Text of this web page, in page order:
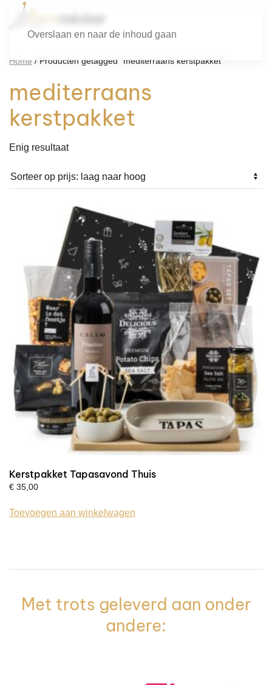
Overslaan en naar de inhoud gaan
Home / Producten getagged “mediterraans kerstpakket”
mediterraans
kerstpakket
Enig resultaat
Kerstpakket Tapasavond Thuis
€ 35,00
Toevoegen aan winkelwagen
Met trots geleverd aan onder
andere: